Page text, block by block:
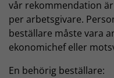
vår rekommendation
per arbetsgivare.
beställare måste vara
ekonomichef eller
En behörig beställare: